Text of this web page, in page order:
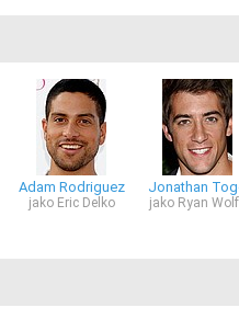
Adam Rodriguez
jako Eric Delko
Jonathan
jako Ryan